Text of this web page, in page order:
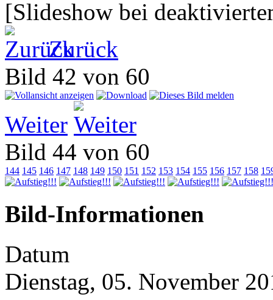
[Slideshow bei
Zurück
Bild 42 von 60
Weiter
Bild 44 von 60
144 145 146 147 148 149 150 151 152 153 154 155 156 157 158
Bild-Informationen
Datum
Dienstag, 05. November